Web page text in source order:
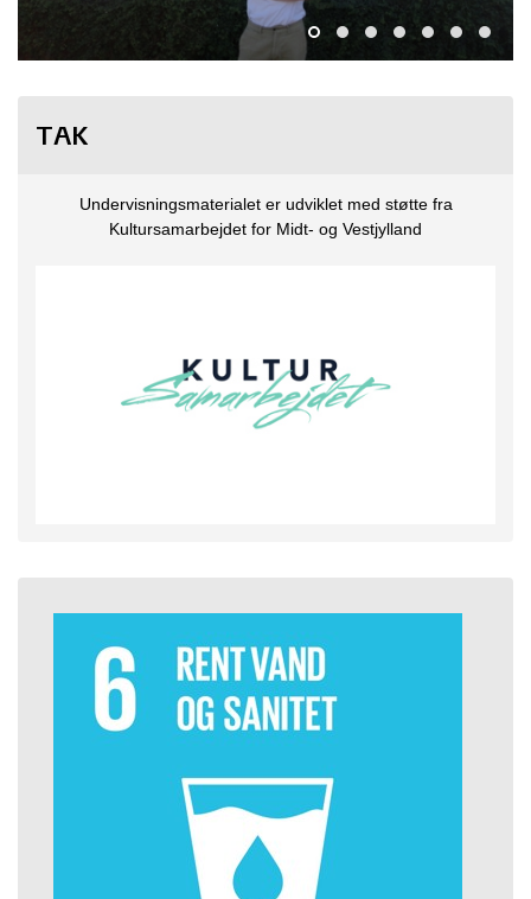
TAK
Undervisningsmaterialet er udviklet med støtte fra
Kultursamarbejdet for Midt- og Vestjylland